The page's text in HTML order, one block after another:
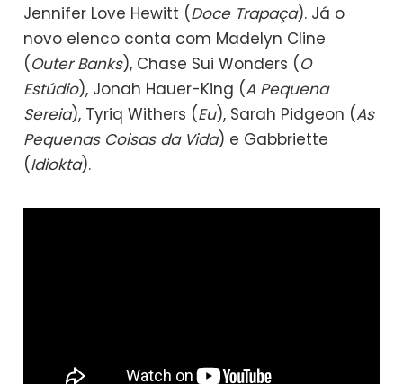
Jennifer Love Hewitt (Doce Trapaça). Já o
novo elenco conta com Madelyn Cline
(Outer Banks), Chase Sui Wonders (O
Estúdio), Jonah Hauer-King (A Pequena
Sereia), Tyriq Withers (Eu), Sarah Pidgeon (As
Pequenas Coisas da Vida) e Gabbriette
(Idiokta).